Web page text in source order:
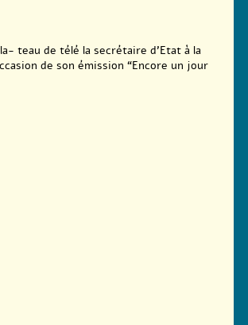
teau de télé la secrétaire d’Etat à la
de son émission “Encore un jour